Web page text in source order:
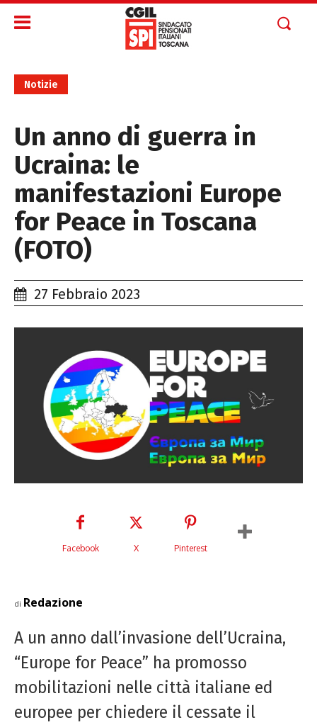
Notizie
Un anno di guerra in
Ucraina: le
manifestazioni Europe
for Peace in Toscana
(FOTO)
27 Febbraio 2023
Facebook X Pinterest
di Redazione
A un anno dall’invasione dell’Ucraina,
“Europe for Peace” ha promosso
mobilitazioni nelle città italiane ed
europee per chiedere il cessate il